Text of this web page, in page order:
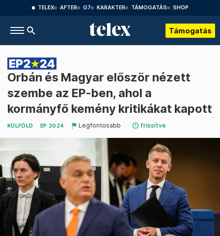
TELEX AFTER G7 KARAKTER TÁMOGATÁS SHOP
Támogatás
Orbán és Magyar először nézett
szembe az EP-ben, ahol a
kormányfő kemény kritikákat kapott
KÜLFÖLD EP 2024 Legfontosabb frissítve